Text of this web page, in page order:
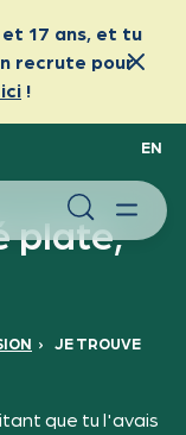
EN
plate,
› JE TROUVE
que tu l'avais